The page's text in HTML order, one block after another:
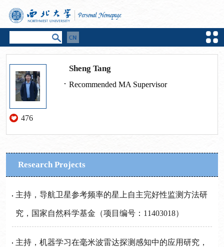
476
Sheng Tang
Recommended MA Supervisor
Research Projects
主持，导航卫星参考频率的星上自主完好性监测方法研
究，国家自然科学基金（项目编号：11403018）
主持，机器学习在毫米波雷达探测感知中的应用研究，